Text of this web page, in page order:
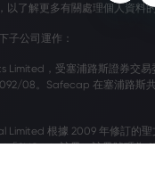
，以了解更多有關處理個人資料
子公司運作：
Limited，受塞浦路斯證券交易
08。Safecap 在塞浦路斯
Limited 根據 2009 年修訂的聖
「SVG」）註冊，註冊號碼為